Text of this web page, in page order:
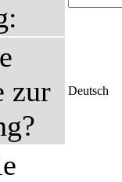
zur
Deutsch